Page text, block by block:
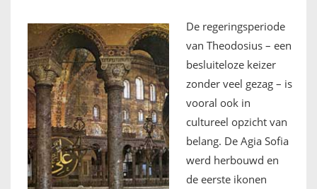
De regeringsperiode
van Theodosius – een
besluiteloze keizer
zonder veel gezag – is
vooral ook in
cultureel opzicht van
belang. De Agia Sofia
werd herbouwd en
de eerste ikonen